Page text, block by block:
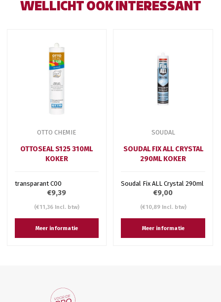
WELLICHT OOK INTERESSANT
OTTO CHEMIE
OTTOSEAL S125 310ML
KOKER
transparant C00
€9,39
(€11,36 Incl. btw)
Meer informatie
SOUDAL
SOUDAL FIX ALL CRYSTAL
290ML KOKER
Soudal Fix ALL Crystal 290ml
€9,00
(€10,89 Incl. btw)
Meer informatie